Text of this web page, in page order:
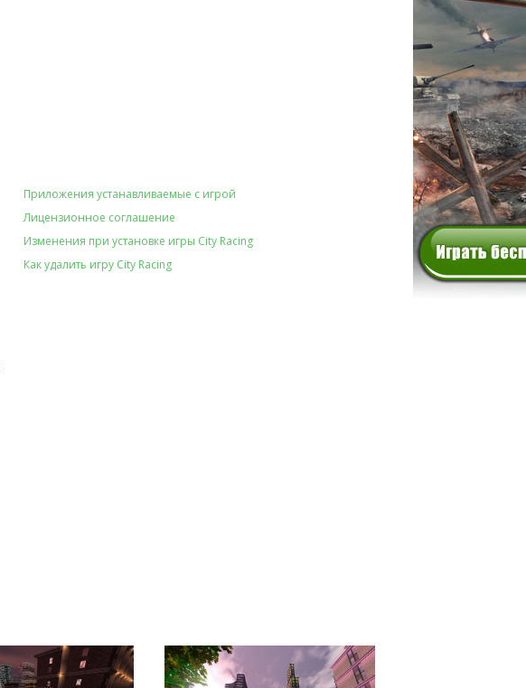
Приложения устанавливаемые с игрой
Лицензионное соглашение
Изменения при установке игры City Racing
Как удалить игру City Racing